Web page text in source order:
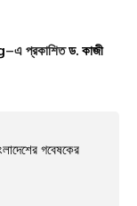
–এ প্রকাশিত ড. কাজী
গবেষকের